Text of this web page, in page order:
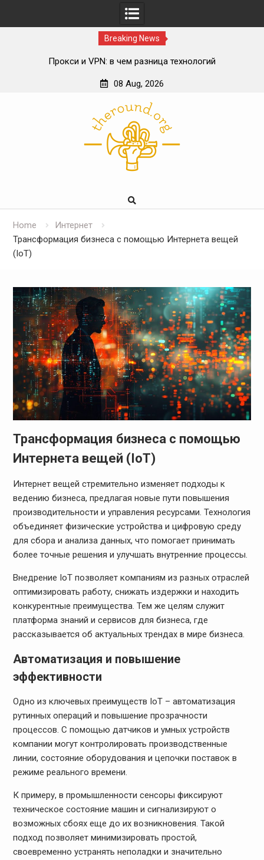
Breaking News
Прокси и VPN: в чем разница технологий
ИИ в онлайн-консультациях врачей
Роль телекоммуникационной инфраструктуры в
цифровой экосистеме
08 Aug, 2026
Home
Интернет
Трансформация бизнеса с помощью Интернета вещей
(IoT)
Трансформация бизнеса с помощью
Интернета вещей (IoT)
Интернет вещей стремительно изменяет подходы к
ведению бизнеса, предлагая новые пути повышения
производительности и управления ресурсами. Технология
объединяет физические устройства и цифровую среду
для сбора и анализа данных, что помогает принимать
более точные решения и улучшать внутренние процессы.
Внедрение IoT позволяет компаниям из разных отраслей
оптимизировать работу, снижать издержки и находить
конкурентные преимущества. Тем же целям служит
платформа знаний и сервисов для бизнеса, где
рассказывается об актуальных трендах в мире бизнеса.
Автоматизация и повышение
эффективности
Одно из ключевых преимуществ IoT – автоматизация
рутинных операций и повышение прозрачности
процессов. С помощью датчиков и умных устройств
компании могут контролировать производственные
линии, состояние оборудования и цепочки поставок в
режиме реального времени.
К примеру, в промышленности сенсоры фиксируют
техническое состояние машин и сигнализируют о
возможных сбоях еще до их возникновения. Такой
подход позволяет минимизировать простой,
своевременно устранять неполадки и значительно